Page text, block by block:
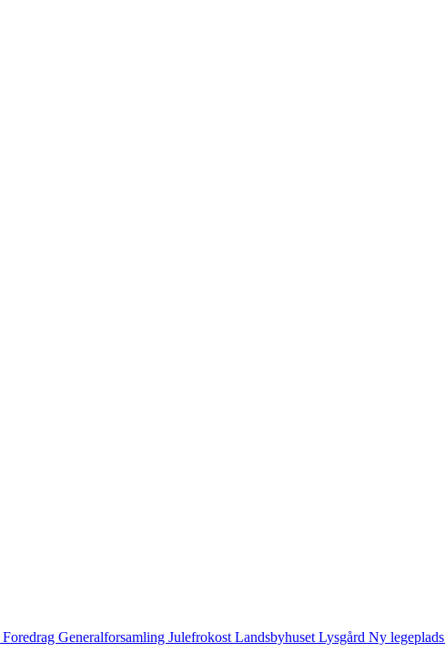
Foredrag Generalforsamling Julefrokost Landsbyhuset Lysgård Ny legeplads